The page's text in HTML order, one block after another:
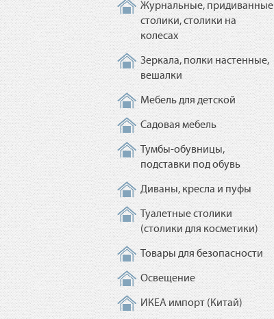
Журнальные, придиванные
столики, столики на
колесах
Зеркала, полки настенные,
вешалки
Мебель для детской
Садовая мебель
Тумбы-обувницы,
подставки под обувь
Диваны, кресла и пуфы
Туалетные столики
(столики для косметики)
Товары для безопасности
Освещение
ИКЕА импорт (Китай)